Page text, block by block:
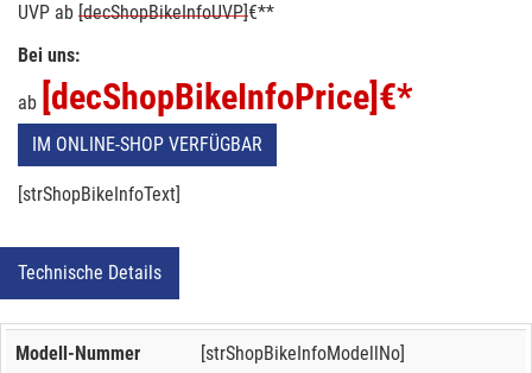
UVP ab [decShopBikeInfoUVP]€**
Bei uns:
ab [decShopBikeInfoPrice] €*
IM ONLINE-SHOP VERFÜGBAR
[strShopBikeInfoText]
Technische Details
Modell-Nummer [strShopBikeInfoModellNo]